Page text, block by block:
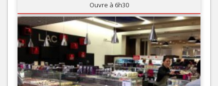
Ouvre à 6h30